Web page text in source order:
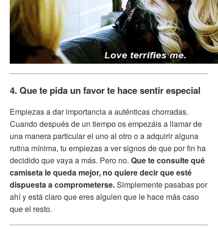
4. Que te pida un favor te hace sentir especial
Empiezas a dar importancia a auténticas chorradas.
Cuando después de un tiempo os empezáis a llamar de
una manera particular el uno al otro o a adquirir alguna
rutina mínima, tu empiezas a ver signos de que por fin ha
decidido que vaya a más. Pero no. Que te consulte qué
camiseta le queda mejor, no quiere decir que esté
dispuesta a comprometerse.Simplemente pasabas por
ahí y está claro que eres alguien que le hace más caso
que el resto.